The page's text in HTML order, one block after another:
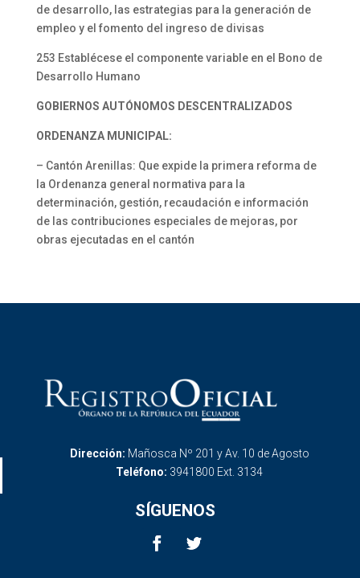
de desarrollo, las estrategias para la generación de
empleo y el fomento del ingreso de divisas
253 Establécese el componente variable en el Bono de
Desarrollo Humano
GOBIERNOS AUTÓNOMOS DESCENTRALIZADOS
ORDENANZA MUNICIPAL:
– Cantón Arenillas: Que expide la primera reforma de
la Ordenanza general normativa para la
determinación, gestión, recaudación e información
de las contribuciones especiales de mejoras, por
obras ejecutadas en el cantón
Dirección: Mañosca Nº 201 y Av. 10 de Agosto
Teléfono: 3941800 Ext. 3134
SÍGUENOS